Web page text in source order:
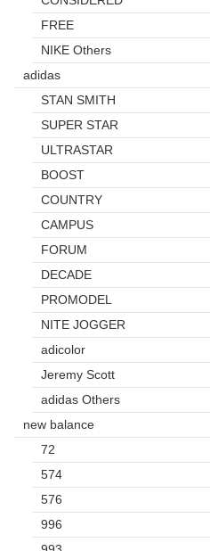
FREE
NIKE Others
adidas
STAN SMITH
SUPER STAR
ULTRASTAR
BOOST
COUNTRY
CAMPUS
FORUM
DECADE
PROMODEL
NITE JOGGER
adicolor
Jeremy Scott
adidas Others
new balance
72
574
576
996